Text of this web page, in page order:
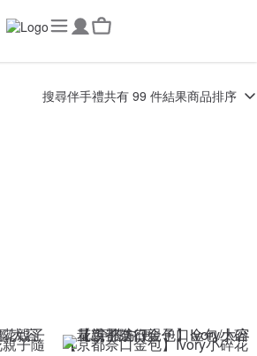
搜尋伴手禮共有 99 件結果商品排序
子隨
【京都奈口金包】Ivory小碎花